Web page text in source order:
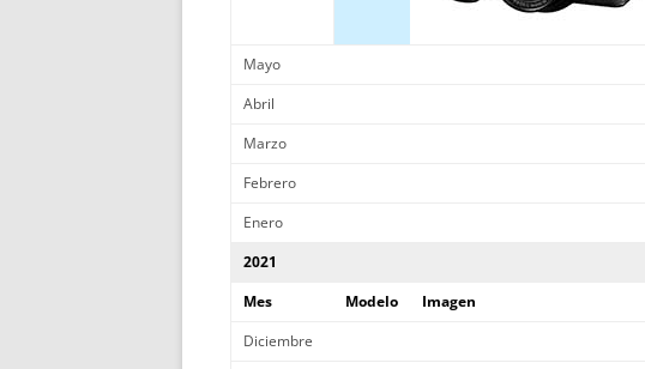
Mayo
Abril
Marzo
Febrero
Enero
2021
Mes
Modelo Imagen
Diciembre